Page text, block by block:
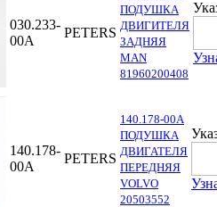
030.233-
00A
PETERS
ПОДУШКА
ДВИГИТЕЛЯ
ЗАДНЯЯ
MAN
81960200408
140.178-
00A
PETERS
140.178-00A
ПОДУШКА
ДВИГАТЕЛЯ
ПЕРЕДНЯЯ
VOLVO
20503552